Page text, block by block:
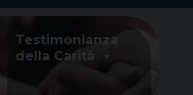
Testimonianza
della Carità